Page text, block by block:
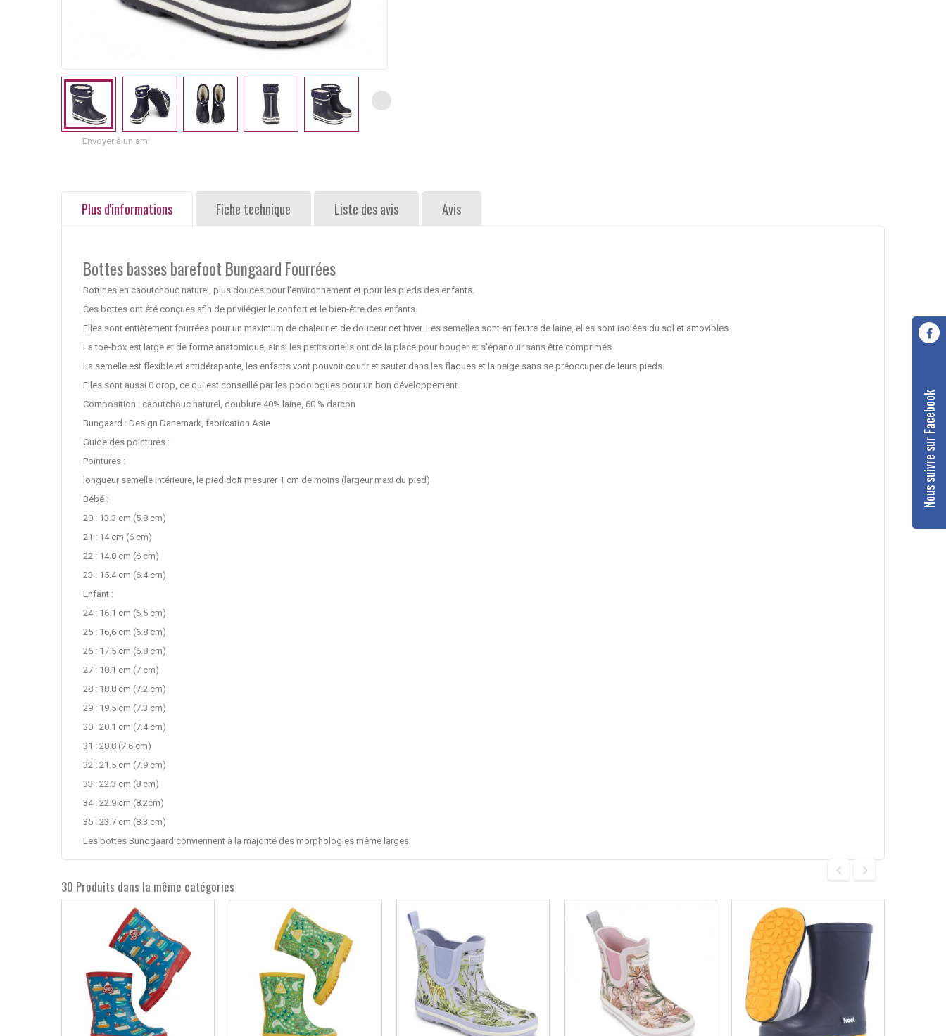
Nous suivre sur Facebook
Envoyer à un ami
Plus d'informations Fiche technique Liste des avis Avis
Bottes basses barefoot Bungaard Fourrées
Bottines en caoutchouc naturel, plus douces pour l'environnement et pour les pieds des enfants.
Ces bottes ont été conçues afin de privilégier le confort et le bien-être des enfants.
Elles sont entièrement fourrées pour un maximum de chaleur et de douceur cet hiver. Les semelles sont en feutre de laine, elles sont isolées du sol et amovibles.
La toe-box est large et de forme anatomique, ainsi les petits orteils ont de la place pour bouger et s'épanouir sans être comprimés.
La semelle est flexible et antidérapante, les enfants vont pouvoir courir et sauter dans les flaques et la neige sans se préoccuper de leurs pieds.
Elles sont aussi 0 drop, ce qui est conseillé par les podologues pour un bon développement.
Composition : caoutchouc naturel, doublure 40% laine, 60 % darcon
Bungaard : Design Danemark, fabrication Asie
Guide des pointures :
Pointures :
longueur semelle intérieure, le pied doit mesurer 1 cm de moins (largeur maxi du pied)
Bébé :
20 : 13.3 cm (5.8 cm)
21 : 14 cm (6 cm)
22 : 14.8 cm (6 cm)
23 : 15.4 cm (6.4 cm)
Enfant :
24 : 16.1 cm (6.5 cm)
25 : 16,6 cm (6.8 cm)
26 : 17.5 cm (6.8 cm)
27 : 18.1 cm (7 cm)
28 : 18.8 cm (7.2 cm)
29 : 19.5 cm (7.3 cm)
30 : 20.1 cm (7.4 cm)
31 : 20.8 (7.6 cm)
32 : 21.5 cm (7.9 cm)
33 : 22.3 cm (8 cm)
34 : 22.9 cm (8.2cm)
35 : 23.7 cm (8.3 cm)
Les bottes Bundgaard conviennent à la majorité des morphologies même larges.
30 Produits dans la même catégories